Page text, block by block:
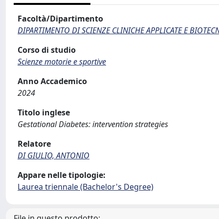
Facoltà/Dipartimento
DIPARTIMENTO DI SCIENZE CLINICHE APPLICATE E
Corso di studio
Scienze motorie e sportive
Anno Accademico
2024
Titolo inglese
Gestational Diabetes: intervention strategies
Relatore
DI GIULIO, ANTONIO
Appare nelle tipologie:
Laurea triennale (Bachelor's Degree)